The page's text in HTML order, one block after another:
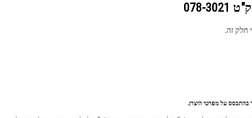
078-3021
חלק זה.